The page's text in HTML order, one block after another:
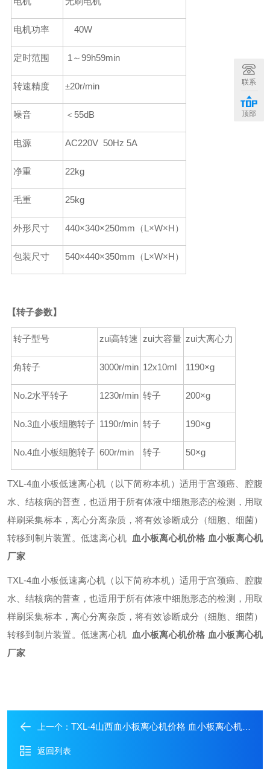
电机功率 40W
定时范围 1 ～99h59min
转速精度 ±20r/min
噪音 ＜55dB
电源 AC220V 50Hz 5A
净重 22kg
毛重 25kg
外形尺寸 440×340×250mm （L ×W×H）
包装尺寸 540×440×350mm （L ×W×H）
【转子参数】
转子型号 zui高转速 zui大容量 zui大离心力
角转子 3000r/min 12x10ml 1190×g
No.2水平转子 1230r/min 转子 200×g
No.3血小板细胞转子 1190r/min 转子 190×g
No.4血小板细胞转子 600r/min 转子 50×g
TXL-4血小板低速离心机（以下简称本机）适用于宫颈癌、腔腹
水、结核病的普查，也适用于所有体液中细胞形态的检测，用取
样刷采集标本，离心分离杂质，将有效诊断成分（细胞、细菌）
转移到制片装置。低速离心机
血小板离心机价格 血小板离心机
厂家
TXL-4血小板低速离心机（以下简称本机）适用于宫颈癌、腔腹
水、结核病的普查，也适用于所有体液中细胞形态的检测，用取
样刷采集标本，离心分离杂质，将有效诊断成分（细胞、细菌）
转移到制片装置。低速离心机
血小板离心机价格 血小板离心机
厂家
上一个： TXL-4山西血小板离心机价格 血小板离心机厂家
返回列表
联系
顶部